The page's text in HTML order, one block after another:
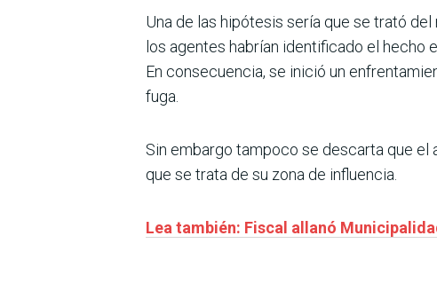
Una de las hipótesis sería que se trató
los agentes habrían identificado el hecho
En consecuencia, se inició un
fuga.
Sin embargo tampoco se descarta que el
que se trata de su zona de influencia.
Lea también: Fiscal allanó